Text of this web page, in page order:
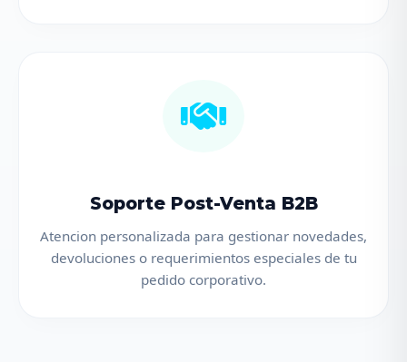
Soporte Post-Venta B2B
Atencion personalizada para gestionar novedades,
devoluciones o requerimientos especiales de tu
pedido corporativo.